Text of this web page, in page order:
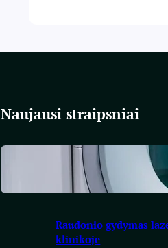
Naujausi straipsniai
Policistinių
EPIL įspėjimai
2026-05-08
Raudonio gydymas
klinikoje